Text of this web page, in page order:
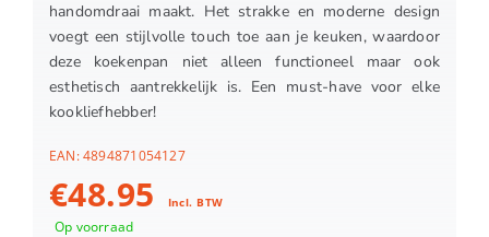
handomdraai maakt. Het strakke en moderne design
voegt een stijlvolle touch toe aan je keuken, waardoor
deze koekenpan niet alleen functioneel maar ook
esthetisch aantrekkelijk is. Een must-have voor elke
kookliefhebber!
EAN:4894871054127
€48.95 Incl. BTW
Op voorraad